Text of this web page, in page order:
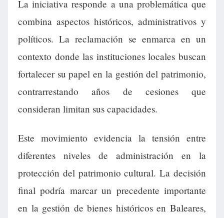
La iniciativa responde a una problemática que
combina aspectos históricos, administrativos y
políticos. La reclamación se enmarca en un
contexto donde las instituciones locales buscan
fortalecer su papel en la gestión del patrimonio,
contrarrestando años de cesiones que
consideran limitan sus capacidades.
Este movimiento evidencia la tensión entre
diferentes niveles de administración en la
protección del patrimonio cultural. La decisión
final podría marcar un precedente importante
en la gestión de bienes históricos en Baleares,